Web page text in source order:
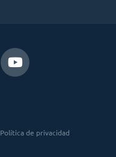
Política de privacidad